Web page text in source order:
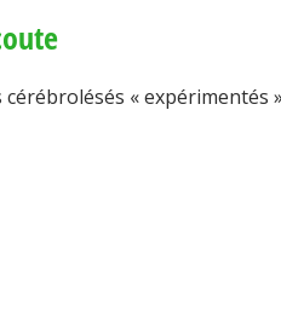
cérébrolésés « expérimentés